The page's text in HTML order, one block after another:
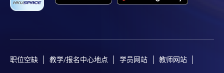
职位空缺 教学/报名中心地点 学员网站 教师网站